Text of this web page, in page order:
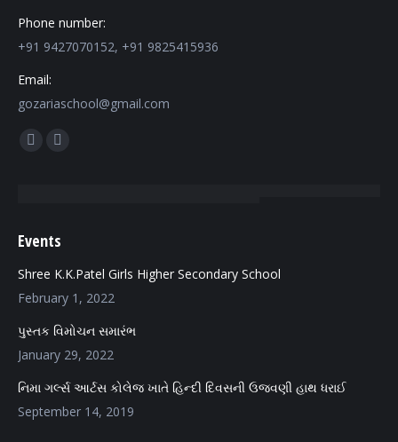
Phone number:
+91 9427070152, +91 9825415936
Email:
gozariaschool@gmail.com
Find us on:
Facebook
new
Mail
new
Events
Shree K.K.Patel Girls Higher Secondary School
February 1, 2022
પુસ્તક વિમોચન સમારંભ
January 29, 2022
નિમા ગર્લ્સ આર્ટસ કોલેજ ખાતે હિન્દી દિવસની ઉજવણી હાથ ધરાઈ
September 14, 2019